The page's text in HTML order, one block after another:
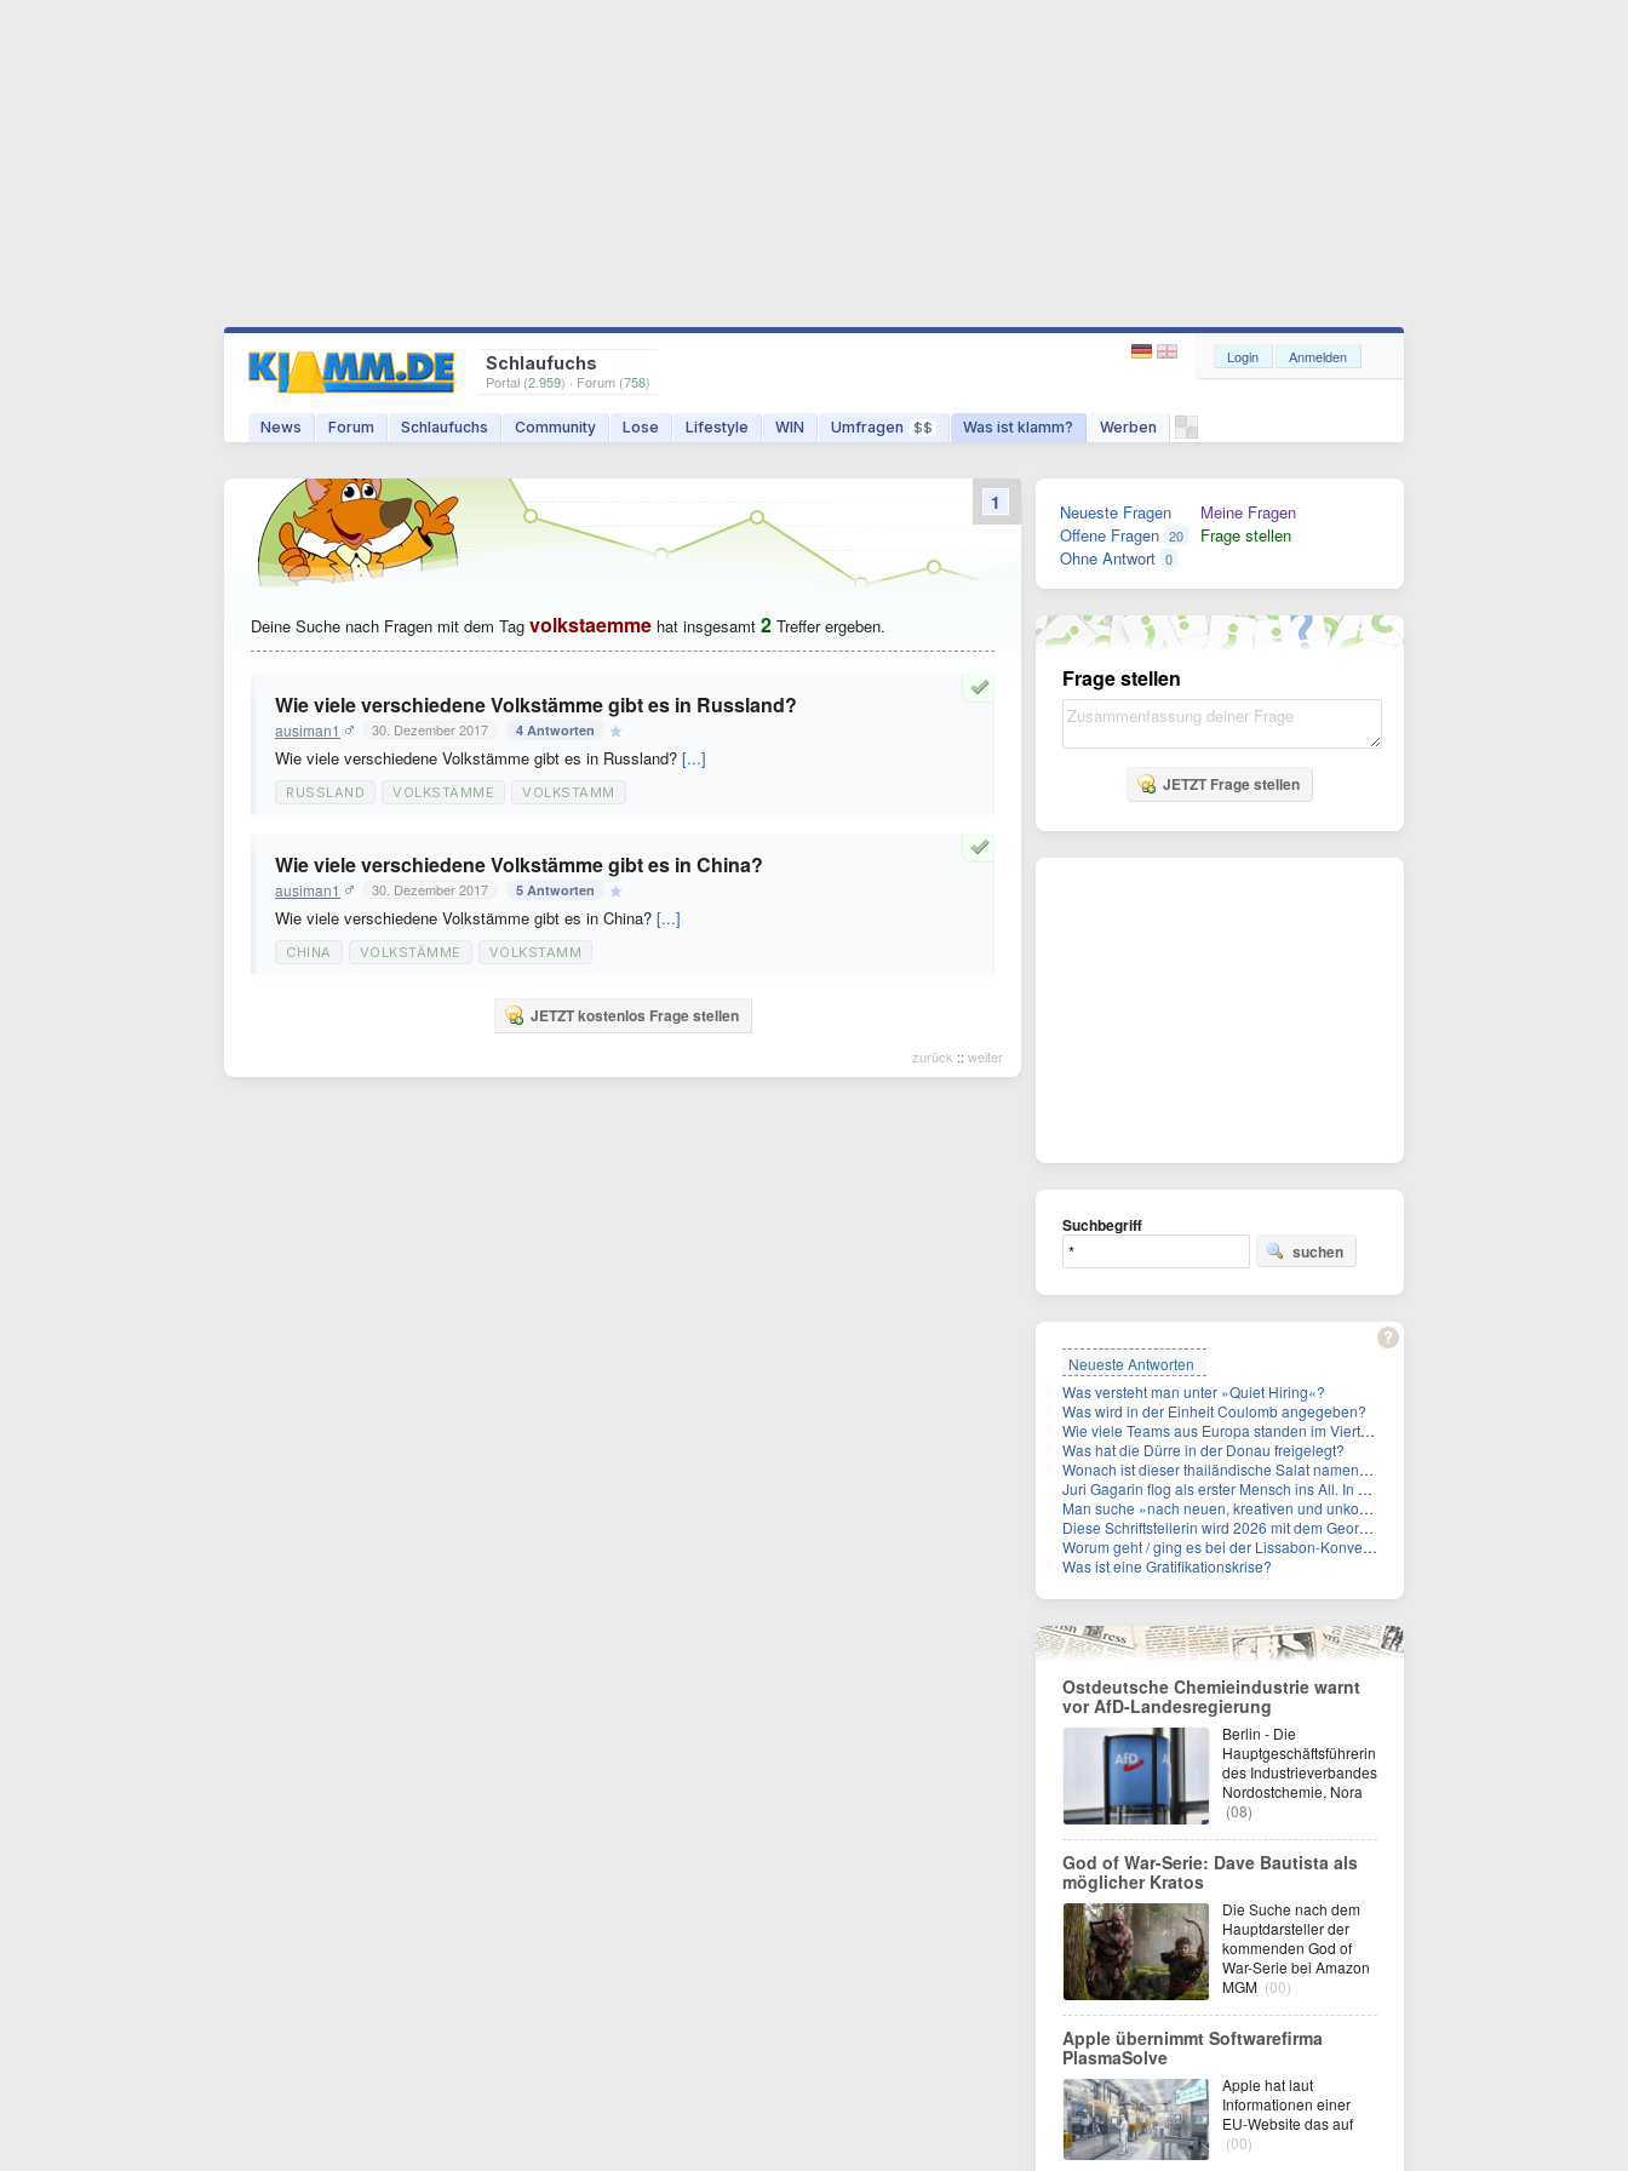
Schlaufuchs
Portal (2.959) · Forum (758)
News Forum Schlaufuchs Community Lose Lifestyle WIN Umfragen $$ Was ist klamm? Werben
Login Anmelden
Deine Suche nach Fragen mit dem Tag volkstaemme hat insgesamt 2 Treffer ergeben.
Wie viele verschiedene Volkstämme gibt es in Russland?
ausiman1 30. Dezember 2017 4 Antworten
Wie viele verschiedene Volkstämme gibt es in Russland? [...]
RUSSLAND VOLKSTÄMME VOLKSTAMM
Wie viele verschiedene Volkstämme gibt es in China?
ausiman1 30. Dezember 2017 5 Antworten
Wie viele verschiedene Volkstämme gibt es in China? [...]
CHINA VOLKSTÄMME VOLKSTAMM
JETZT kostenlos Frage stellen
zurück :: weiter
1
Neueste Fragen
Offene Fragen 20
Ohne Antwort 0
Meine Fragen
Frage stellen
Frage stellen
JETZT Frage stellen
Suchbegriff
suchen
Neueste Antworten
Was versteht man unter »Quiet Hiring«?
Was wird in der Einheit Coulomb angegeben?
Wie viele Teams aus Europa standen im Viertelfinale der Fußball-WM 2026 in Mexiko, den USA und Kanada?
Was hat die Dürre in der Donau freigelegt?
Wonach ist dieser thailändische Salat namens Nam Tok benannt?
Juri Gagarin flog als erster Mensch ins All. In welchem Jahr?
Man suche »nach neuen, kreativen und unkonventionellen« Ideen im Umgang mit dem Iran, schrieb das US-Militär. An wen?
Diese Schriftstellerin wird 2026 mit dem Georg-Büchner-Preis ausgezeichnet. Wie heißt sie?
Worum geht / ging es bei der Lissabon-Konvention?
Was ist eine Gratifikationskrise?
Ostdeutsche Chemieindustrie warnt
vor AfD-Landesregierung
Berlin - Die
Hauptgeschäftsführerin
des Industrieverbandes
Nordostchemie, Nora
(08)
God of War-Serie: Dave Bautista als
möglicher Kratos
Die Suche nach dem
Hauptdarsteller der
kommenden God of
War-Serie bei Amazon
MGM (00)
Apple übernimmt Softwarefirma
PlasmaSolve
Apple hat laut
Informationen einer
EU-Website das auf
(00)